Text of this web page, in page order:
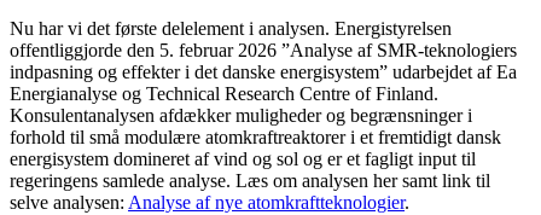
Nu har vi det første delelement i analysen. Energistyrelsen
offentliggjorde den 5. februar 2026 ”Analyse af SMR-teknologiers
indpasning og effekter i det danske energisystem” udarbejdet af Ea
Energianalyse og Technical Research Centre of Finland.
Konsulentanalysen afdækker muligheder og begrænsninger i
forhold til små modulære atomkraftreaktorer i et fremtidigt dansk
energisystem domineret af vind og sol og er et fagligt input til
regeringens samlede analyse. Læs om analysen her samt link til
selve analysen: Analyse af nye atomkraftteknologier.